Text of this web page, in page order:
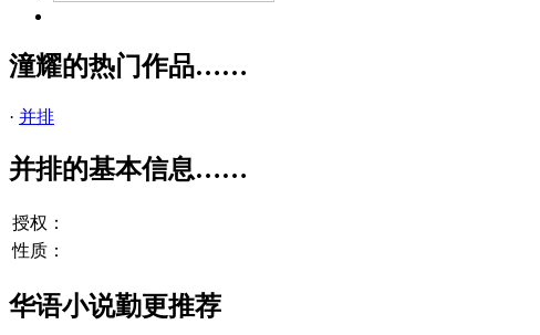
潼耀的热门作品……
· 并排
并排的基本信息……
授权：
性质：
华语小说勤更推荐